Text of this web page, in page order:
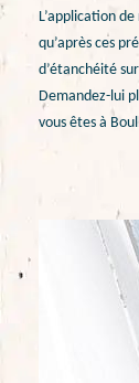
L’application
qu’après ces
d’étanchéité
Demandez-lui
vous êtes à